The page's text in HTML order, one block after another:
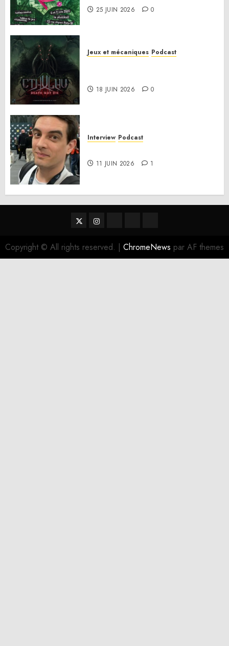
25 JUIN 2026 0
Jeux et mécaniques Podcast
18 JUIN 2026 0
Interview Podcast
11 JUIN 2026 1
TwitterInstagram
Copyright © All rights reserved. | ChromeNews par AF themes